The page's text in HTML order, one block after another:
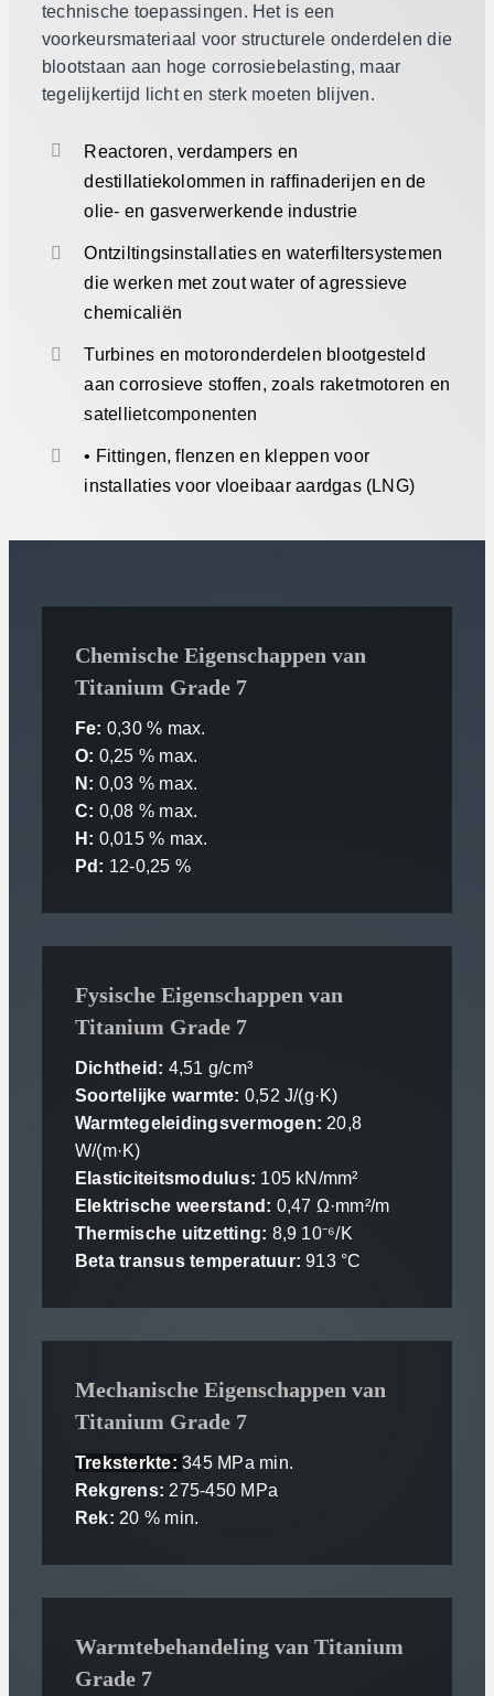
technische toepassingen. Het is een
voorkeursmateriaal voor structurele onderdelen die
blootstaan aan hoge corrosiebelasting, maar
tegelijkertijd licht en sterk moeten blijven.
Reactoren, verdampers en
destillatiekolommen in raffinaderijen en de
olie- en gasverwerkende industrie
Ontziltingsinstallaties en waterfiltersystemen
die werken met zout water of agressieve
chemicaliën
Turbines en motoronderdelen blootgesteld
aan corrosieve stoffen, zoals raketmotoren en
satellietcomponenten
• Fittingen, flenzen en kleppen voor
installaties voor vloeibaar aardgas (LNG)
Chemische Eigenschappen van
Titanium Grade 7
Fe: 0,30 % max.
O: 0,25 % max.
N: 0,03 % max.
C: 0,08 % max.
H: 0,015 % max.
Pd: 12-0,25 %
Fysische Eigenschappen van
Titanium Grade 7
Dichtheid: 4,51 g/cm³
Soortelijke warmte: 0,52 J/(g·K)
Warmtegeleidingsvermogen: 20,8
W/(m·K)
Elasticiteitsmodulus: 105 kN/mm²
Elektrische weerstand: 0,47 Ω·mm²/m
Thermische uitzetting: 8,9 10⁻⁶/K
Beta transus temperatuur:913 °C
Mechanische Eigenschappen van
Titanium Grade 7
Treksterkte:345 MPa min.
Rekgrens: 275-450 MPa
Rek: 20 % min.
Warmtebehandeling van Titanium
Grade 7